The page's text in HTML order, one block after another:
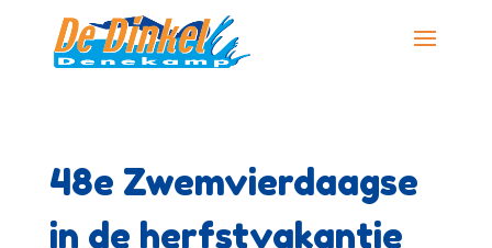
48e Zwemvierdaagse
in de herfstvakantie